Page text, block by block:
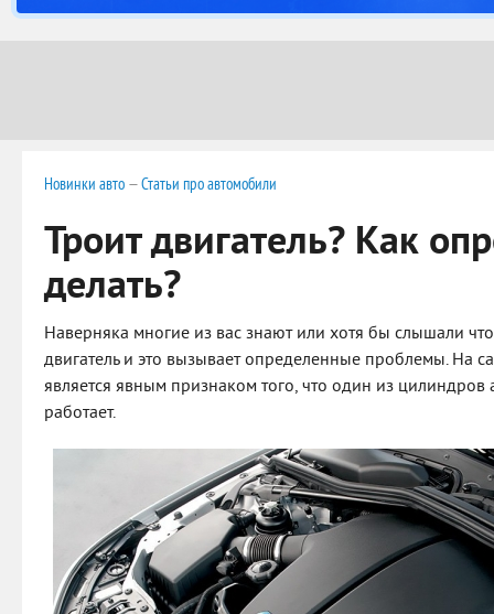
Новинки авто —Статьи про автомобили
Троит двигатель? Как
делать?
Наверняка многие из вас знают или хотя бы слышали
двигатель и это вызывает определенные проблемы. На
является явным признаком того, что один из цилиндров
работает.